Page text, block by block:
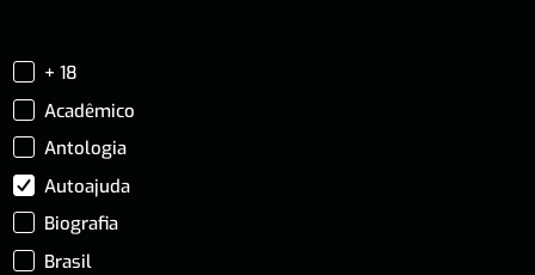
+ 18
Acadêmico
Antologia
Autoajuda
Biografia
Brasil